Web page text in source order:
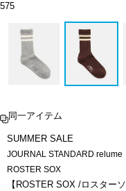
575
同一アイテム
SUMMER SALE
JOURNAL STANDARD relume
ROSTER SOX
【ROSTER SOX /ロスター